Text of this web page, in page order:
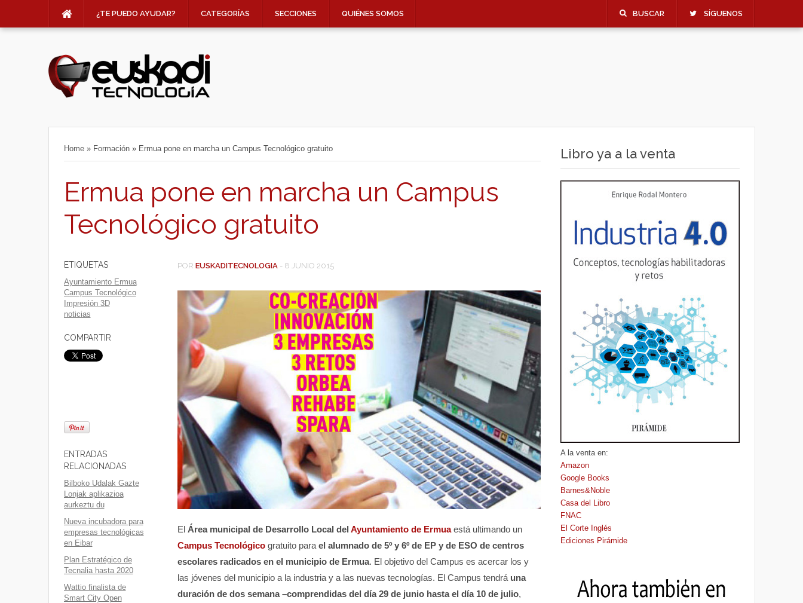
¿TE PUEDO AYUDAR? CATEGORÍAS SECCIONES QUIÉNES SOMOS BUSCAR SÍGUENOS
Home » Formación » Ermua pone en marcha un Campus Tecnológico gratuito
Ermua pone en marcha un Campus
Tecnológico gratuito
ETIQUETAS
Ayuntamiento Ermua
Campus Tecnológico
Impresión 3D
noticias
COMPARTIR
ENTRADAS
RELACIONADAS
Bilboko Udalak Gazte
Lonjak aplikazioa
aurkeztu du
Nueva incubadora para
empresas tecnológicas
en Eibar
Plan Estratégico de
Tecnalia hasta 2020
Wattio finalista de
Smart City Open
POR EUSKADITECNOLOGIA - 8 JUNIO 2015
El Área municipal de Desarrollo Local del Ayuntamiento de Ermuaestá ultimando un
Campus Tecnológico gratuito para el alumnado de 5º y 6º de EP y de ESO de centros
escolares radicados en el municipio de Ermua. El objetivo del Campus es acercar los y
las jóvenes del municipio a la industria y a las nuevas tecnologías. El Campus tendrá una
duración de dos semana –comprendidas del día 29 de junio hasta el día 10 de julio,
Libro ya a la venta
A la venta en:
Amazon
Google Books
Barnes&Noble
Casa del Libro
FNAC
El Corte Inglés
Ediciones Pirámide